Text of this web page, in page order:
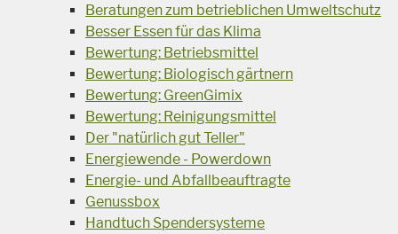
Beratungen zum betrieblichen Umweltschutz
Besser Essen für das Klima
Bewertung: Betriebsmittel
Bewertung: Biologisch gärtnern
Bewertung: GreenGimix
Bewertung: Reinigungsmittel
Der "natürlich gut Teller"
Energiewende - Powerdown
Energie- und Abfallbeauftragte
Genussbox
Handtuch Spendersysteme